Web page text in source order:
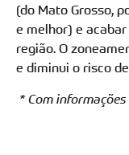
(do Mato Grosso,
e melhor) e
região. O
e diminui o risco
* Com